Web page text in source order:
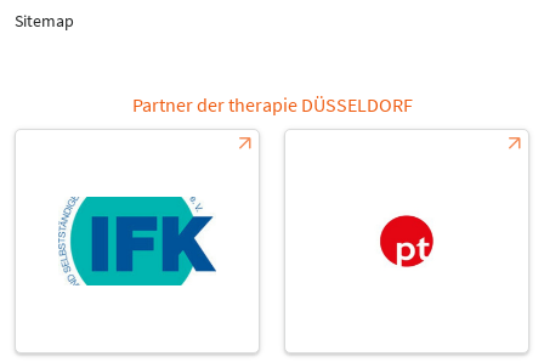
Sitemap
Partner der therapie DÜSSELDORF